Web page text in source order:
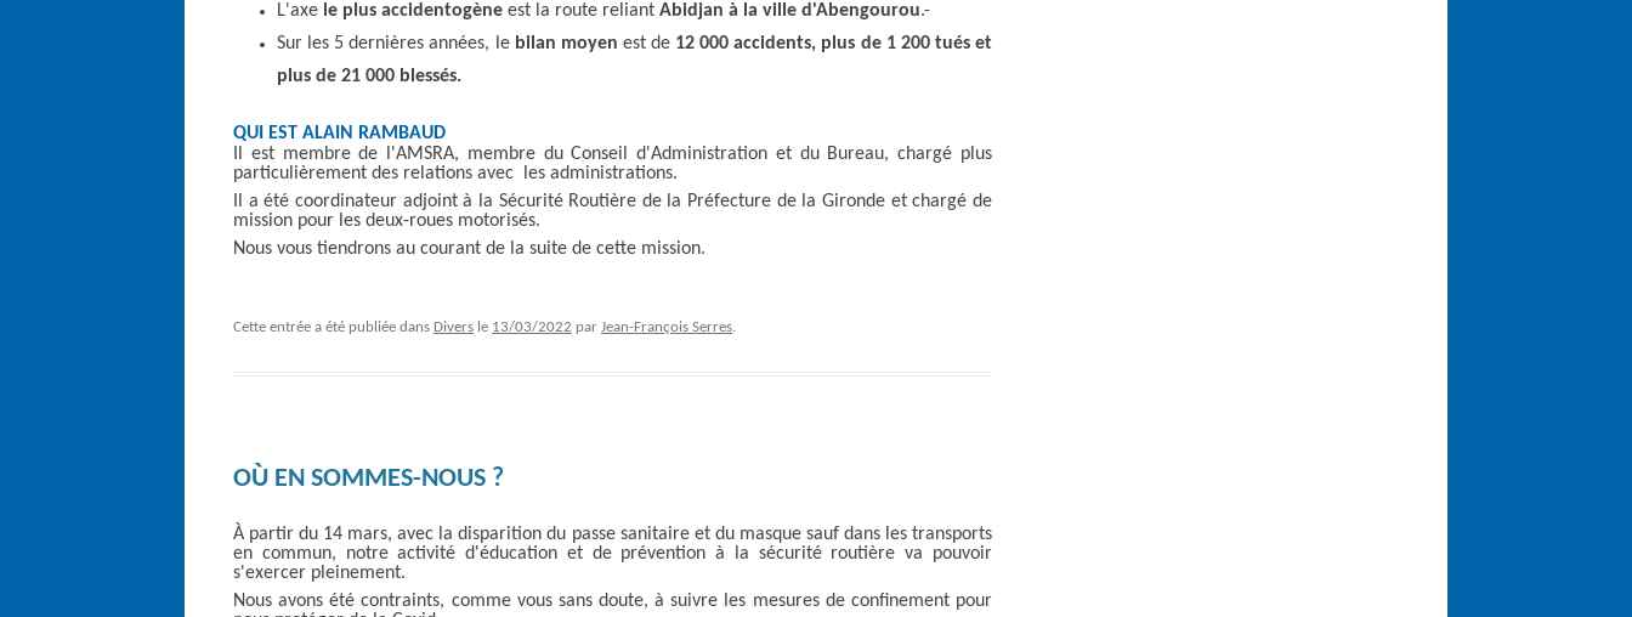
L'axe le plus accidentogène est la route reliant Abidjan à la ville d'Abengourou.-
Sur les 5 dernières années, le bilan moyen est de 12 000 accidents, plus de 1 200 tués et
plus de 21 000 blessés.
QUI EST ALAIN RAMBAUD
Il est membre de l'AMSRA, membre du Conseil d'Administration et du Bureau, chargé plus
particulièrement des relations avec les administrations.
Il a été coordinateur adjoint à la Sécurité Routière de la Préfecture de la Gironde et chargé de
mission pour les deux-roues motorisés.
Nous vous tiendrons au courant de la suite de cette mission.
Cette entrée a été publiée dans Divers le 13/03/2022 par Jean-François Serres.
OÙ EN SOMMES-NOUS ?
À partir du 14 mars, avec la disparition du passe sanitaire et du masque sauf dans les transports
en commun, notre activité d'éducation et de prévention à la sécurité routière va pouvoir
s'exercer pleinement.
Nous avons été contraints, comme vous sans doute, à suivre les mesures de confinement pour